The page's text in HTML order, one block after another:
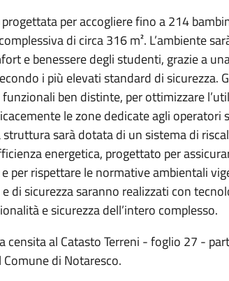
per accogliere fino a 214
di circa 316 m². L’ambiente
e benessere degli studenti, grazie a
i più elevati standard di sicurezza.
ben distinte, per ottimizzare
le zone dedicate agli operatori
sarà dotata di un sistema di
energetica, progettato per
per rispettare le normative ambientali
di sicurezza saranno realizzati con
e sicurezza dell’intero complesso.
censita al Catasto Terreni - foglio 27 -
di Notaresco.